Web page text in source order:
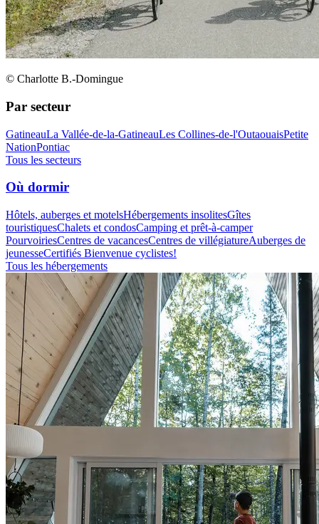
© Charlotte B.-Domingue
Par secteur
GatineauLa Vallée-de-la-GatineauLes Collines-de-l'OutaouaisPetite
NationPontiac
Tous les secteurs
Où dormir
Hôtels, auberges et motelsHébergements insolitesGîtes
touristiquesChalets et condosCamping et prêt-à-camper
PourvoiriesCentres de vacancesCentres de villégiatureAuberges de
jeunesseCertifiés Bienvenue cyclistes!
Tous les hébergements